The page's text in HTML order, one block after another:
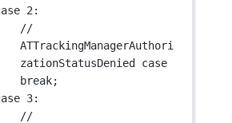
2 :
//
ATTrackingManagerAuthori
zationStatusDenied case
break;
3:
//